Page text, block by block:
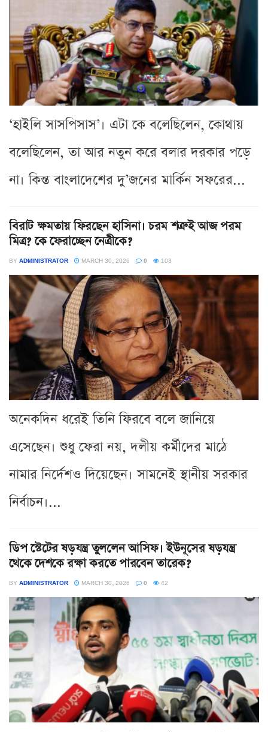
‘হাইলি সাসপিসাস’। এটা কে বলেছিলেন, কোথায়
বলেছিলেন, তা আর নতুন করে বলার দরকার পড়ে
না। কিন্ত বাংলাদেশের দু’জনের মার্কিন সফরের...
বিরাট ক্ষমতায় ফিরছেন হাসিনা। চরম শত্রুই আজ পরম
মিত্র? কে ফেরাচ্ছেন নেত্রীকে?
BY ADMINISTRATOR MARCH 30, 2026 0 103
অনেকদিন ধরেই তিনি ফিরবে বলে জানিয়ে
এসেছেন। শুধু ফেরা নয়, দলীয় কর্মীদের মাঠে
নামার নির্দেশও দিয়েছেন। সামনেই স্থানীয় সরকার
নির্বাচন।...
ডিপ স্টেটের ষড়যন্ত্র তুললেন আসিফ। ইউনূসের ষড়যন্ত্র
থেকে দেশকে রক্ষা করতে পারবেন তারেক?
BY ADMINISTRATOR MARCH 30, 2026 0 42